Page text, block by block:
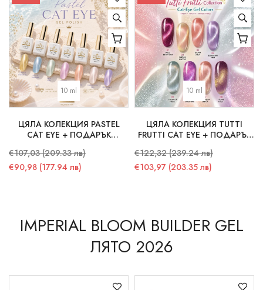
10 ml
ЦЯЛА КОЛЕКЦИЯ PASTEL
CAT EYE + ПОДАРЪК
€107,03 (209.33 лв)
€90,98 (177.94 лв)
10 ml
ЦЯЛА КОЛЕКЦИЯ TUTTI
FRUTTI CAT EYE + ПОДАРЪК
€122,32 (239.24 лв)
€103,97 (203.35 лв)
IMPERIAL BLOOM BUILDER GEL
ЛЯТО 2026